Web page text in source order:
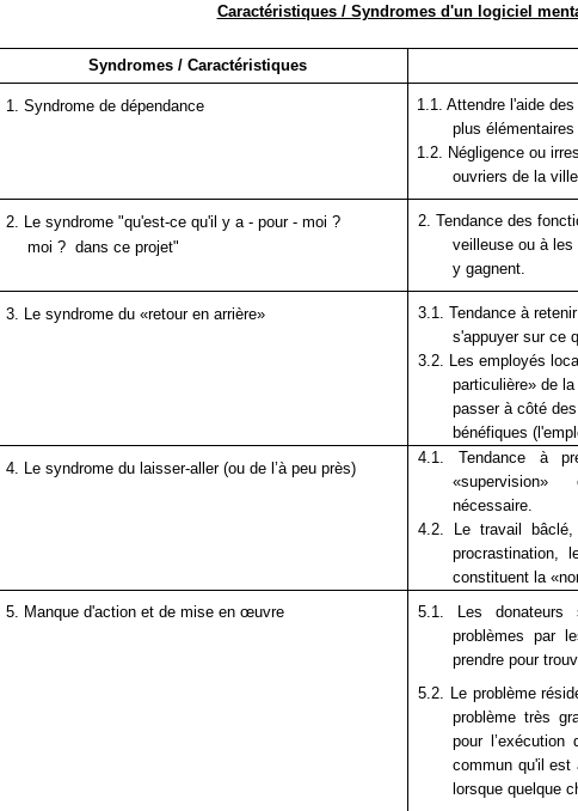
Caractéristiques / Syndromes d'un logiciel
Syndromes / Caractéristiques
1. Syndrome de dépendance
1.1. Attendre l'aide
plus
1.2. Négligence ou
ouvriers de la
2. Le syndrome "qu'est-ce qu'il y a - pour - moi ?
moi ? dans ce projet"
2. Tendance des
veilleuse ou à
y gagnent.
3. Le syndrome du «retour en arrière»
3.1. Tendance à
s'appuyer sur
3.2. Les employés
particulière» de
passer à côté
bénéfiques
4. Le syndrome du laisser-aller (ou de l’à peu près)
4.1. Tendance à
4.2. Le travail
procrastination,
constituent la
5. Manque d'action et de mise en œuvre
5.1. Les donateurs
problèmes par
prendre pour
5.2. Le problème
problème très
pour
commun qu'il est
lorsque